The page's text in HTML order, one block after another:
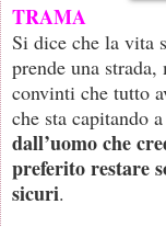
TRAMA
Si dice che la vita
prende una
convinti che tutto
che sta capitando a
dall’uomo che
preferito restare
sicuri.